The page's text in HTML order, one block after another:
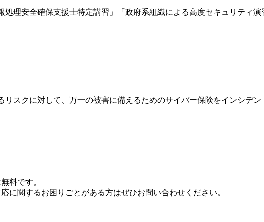
処理安全確保支援士特定講習」「政府系組織による高度セキュリティ
スクに対して、万一の被害に備えるためのサイバー保険をインシデ
料です。
に関するお困りごとがある方はぜひお問い合わせください。